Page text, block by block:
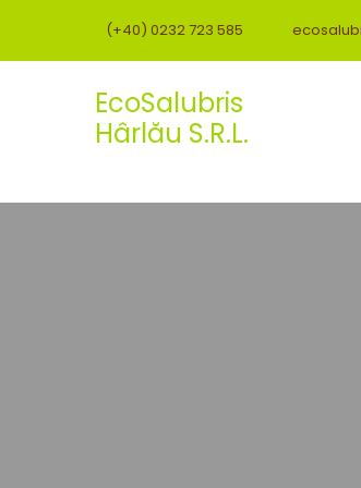
(+40) 0232 723 585
EcoSalubris
Hârlău S.R.L.